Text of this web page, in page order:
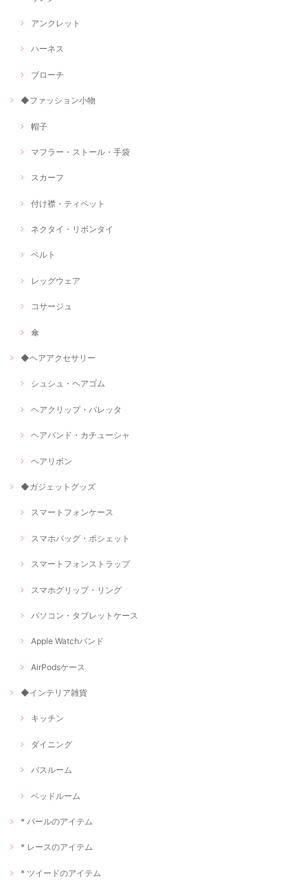
アンクレット
ハーネス
ブローチ
◆ファッション小物
帽子
マフラー・ストール・手袋
スカーフ
付け襟・ティペット
ネクタイ・リボンタイ
ベルト
レッグウェア
コサージュ
傘
◆ヘアアクセサリー
シュシュ・ヘアゴム
ヘアクリップ・バレッタ
ヘアバンド・カチューシャ
ヘアリボン
◆ガジェットグッズ
スマートフォンケース
スマホバッグ・ポシェット
スマートフォンストラップ
スマホグリップ・リング
パソコン・タブレットケース
Apple Watchバンド
AirPodsケース
◆インテリア雑貨
キッチン
ダイニング
バスルーム
ベッドルーム
* パールのアイテム
* レースのアイテム
* ツイードのアイテム